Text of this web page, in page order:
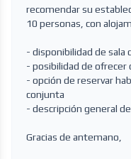
recomendar su
10 personas, con
- disponibilidad de sala
- posibilidad de ofrecer
- opción de reservar
conjunta
- descripción general
Gracias de antemano,